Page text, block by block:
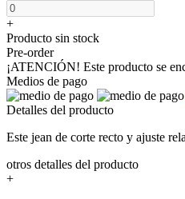
+
Producto sin stock
Pre-order
¡ATENCIÓN! Este producto se
Medios de pago
Detalles del producto
Este jean de corte recto y ajuste
otros detalles del producto
+